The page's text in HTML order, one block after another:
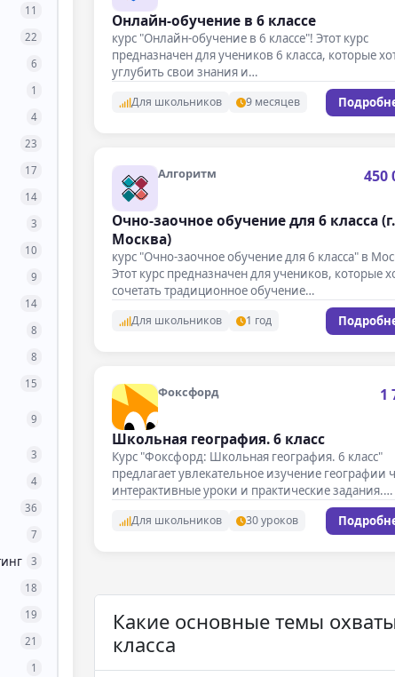
11
22
6
1
4
23
17
14
3
10
9
14
8
8
15
9
3
4
36
7
3
18
19
21
1
Онлайн-обучение в 6 классе
курс "Онлайн-обучение в 6 классе"! Этот курс
предназначен для учеников 6 класса, которые
углубить свои знания и…
Для школьников 9 месяцев
Алгоритм 450
Очно-заочное обучение для 6 класса (г.
Москва)
курс "Очно-заочное обучение для 6 класса" в
Этот курс предназначен для учеников, которые
сочетать традиционное обучение…
Для школьников 1 год
Фоксфорд 1
Школьная география. 6 класс
Курс "Фоксфорд: Школьная география. 6 класс"
предлагает увлекательное изучение географии
интерактивные уроки и практические задания.
Для школьников 30 уроков
Какие основные темы
класса